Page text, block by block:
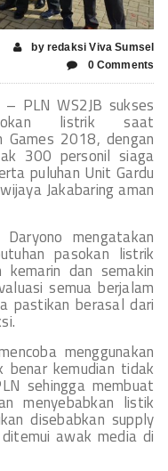
by redaksi Viva Sumsel
0 Comments
– PLN WS2JB sukses
listrik saat
Games 2018, dengan
300 personil siaga
puluhan Unit Gardu
Jakabaring aman
mengatakan
pasokan listrik
dan semakin
semua berjalam
pastikan berasal dari
menggunakan
kemudian tidak
sehingga membuat
menyebabkan listik
disebabkan supply
awak media di